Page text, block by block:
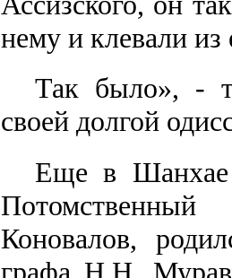
нему и клевали из
Так было», -
своей долгой
Еще в Шанхае
Коновалов,
графа Н.Н.